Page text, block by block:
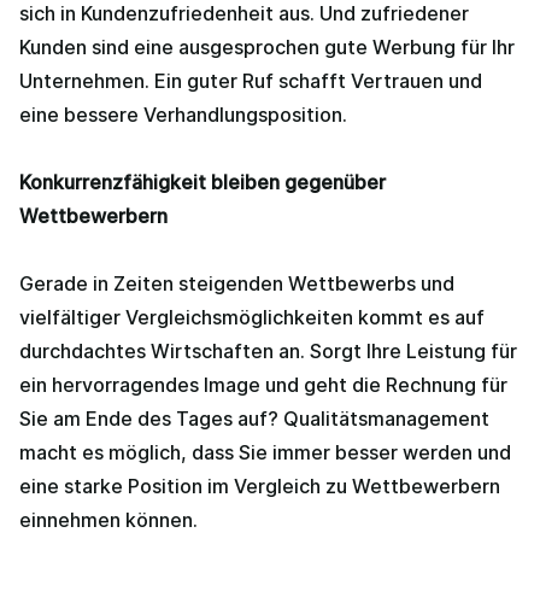
sich in Kundenzufriedenheit aus. Und zufriedener
Kunden sind eine ausgesprochen gute Werbung für Ihr
Unternehmen. Ein guter Ruf schafft Vertrauen und
eine bessere Verhandlungsposition.
Konkurrenzfähigkeit bleiben gegenüber
Wettbewerbern
Gerade in Zeiten steigenden Wettbewerbs und
vielfältiger Vergleichsmöglichkeiten kommt es auf
durchdachtes Wirtschaften an. Sorgt Ihre Leistung für
ein hervorragendes Image und geht die Rechnung für
Sie am Ende des Tages auf? Qualitätsmanagement
macht es möglich, dass Sie immer besser werden und
eine starke Position im Vergleich zu Wettbewerbern
einnehmen können.